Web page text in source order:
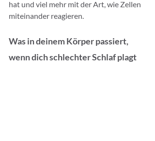
hat und viel mehr mit der Art, wie Zellen
miteinander reagieren.
Was in deinem Körper passiert,
wenn dich schlechter Schlaf plagt